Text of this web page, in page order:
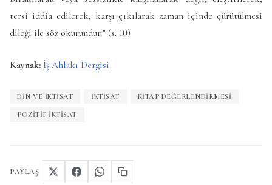
tersi iddia edilerek, karşı çıkılarak zaman içinde çürütülmesi
dileği ile söz okurundur.” (s. 10)
Kaynak: İş Ahlakı Dergisi
DIN VE İKTISAT İKTISAT KITAP DEĞERLENDIRMESI
POZITIF IKTISAT
PAYLAŞ